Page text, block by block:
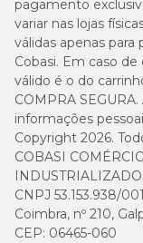
pagamento
variar nas lojas
válidas apenas
Cobasi. Em caso
válido é o do
COMPRA
informações
Copyright 2026.
COBASI
CNPJ 53.153.938/
Coimbra, nº 210,
CEP: 06465-060